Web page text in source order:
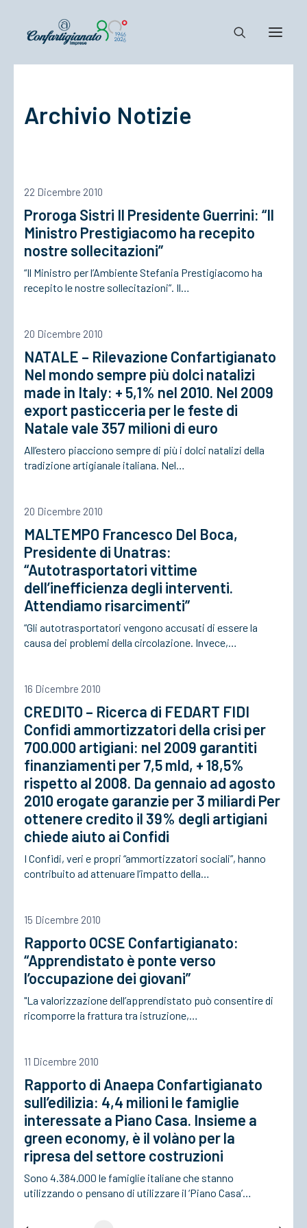
Confartigianato
Cosa Facciamo
Associarsi
Archivio Notizie
22 Dicembre 2010
Proroga Sistri Il Presidente Guerrini: “Il
Ministro Prestigiacomo ha recepito
nostre sollecitazioni”
“Il Ministro per l’Ambiente Stefania Prestigiacomo ha
recepito le nostre sollecitazioni”. Il…
20 Dicembre 2010
NATALE – Rilevazione Confartigianato
Nel mondo sempre più dolci natalizi
made in Italy: + 5,1% nel 2010. Nel 2009
export pasticceria per le feste di
Natale vale 357 milioni di euro
All’estero piacciono sempre di più i dolci natalizi della
tradizione artigianale italiana. Nel…
20 Dicembre 2010
MALTEMPO Francesco Del Boca,
Presidente di Unatras:
“Autotrasportatori vittime
dell’inefficienza degli interventi.
Attendiamo risarcimenti”
“Gli autotrasportatori vengono accusati di essere la
causa dei problemi della circolazione. Invece,…
16 Dicembre 2010
CREDITO – Ricerca di FEDART FIDI
Confidi ammortizzatori della crisi per
700.000 artigiani: nel 2009 garantiti
finanziamenti per 7,5 mld, + 18,5%
rispetto al 2008. Da gennaio ad agosto
2010 erogate garanzie per 3 miliardi Per
ottenere credito il 39% degli artigiani
chiede aiuto ai Confidi
I Confidi, veri e propri “ammortizzatori sociali”, hanno
contribuito ad attenuare l’impatto della…
15 Dicembre 2010
Rapporto OCSE Confartigianato:
“Apprendistato è ponte verso
l’occupazione dei giovani”
"La valorizzazione dell’apprendistato può consentire di
ricomporre la frattura tra istruzione,…
11 Dicembre 2010
Rapporto di Anaepa Confartigianato
sull’edilizia: 4,4 milioni le famiglie
interessate a Piano Casa. Insieme a
green economy, è il volàno per la
ripresa del settore costruzioni
Sono 4.384.000 le famiglie italiane che stanno
utilizzando o pensano di utilizzare il ‘Piano Casa’…